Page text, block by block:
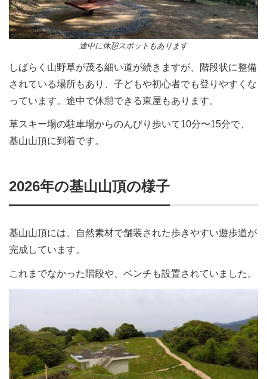
途中に休憩スポットもあります
しばらく山野草が茂る細い道が続きますが、階段状に整備
されている場所もあり、子どもや初心者でも登りやすくな
っています。途中で休憩できる東屋もあります。
草スキー場の駐車場からのんびり歩いて10分〜15分で、
基山山頂に到着です。
2026年の基山山頂の様子
基山山頂には、自然素材で舗装された歩きやすい遊歩道が
完成しています。
これまでなかった階段や、ベンチも設置されていました。